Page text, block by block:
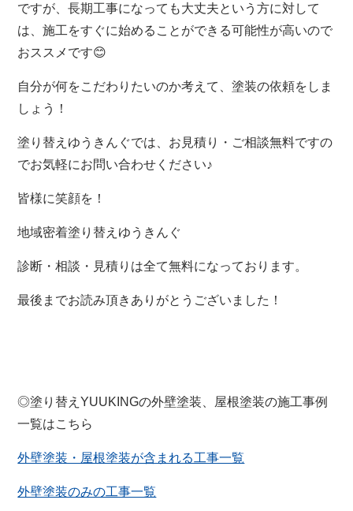
ですが、長期工事になっても大丈夫という方に対して
は、施工をすぐに始めることができる可能性が高いので
おススメです😊
自分が何をこだわりたいのか考えて、塗装の依頼をしま
しょう！
塗り替えゆうきんぐでは、お見積り・ご相談無料ですの
でお気軽にお問い合わせください♪
皆様に笑顔を！
地域密着塗り替えゆうきんぐ
診断・相談・見積りは全て無料になっております。
最後までお読み頂きありがとうございました！
◎塗り替えYUUKINGの外壁塗装、屋根塗装の施工事例
一覧はこちら
外壁塗装・屋根塗装が含まれる工事一覧
外壁塗装のみの工事一覧